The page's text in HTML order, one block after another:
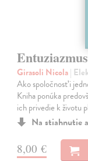
Girasoli Nicola|
Ako spoločnosť i
Kniha ponúka
ich privedie k životu
Na stiahnutie
8,00 €